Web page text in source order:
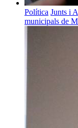
Política Junts i
municipals de